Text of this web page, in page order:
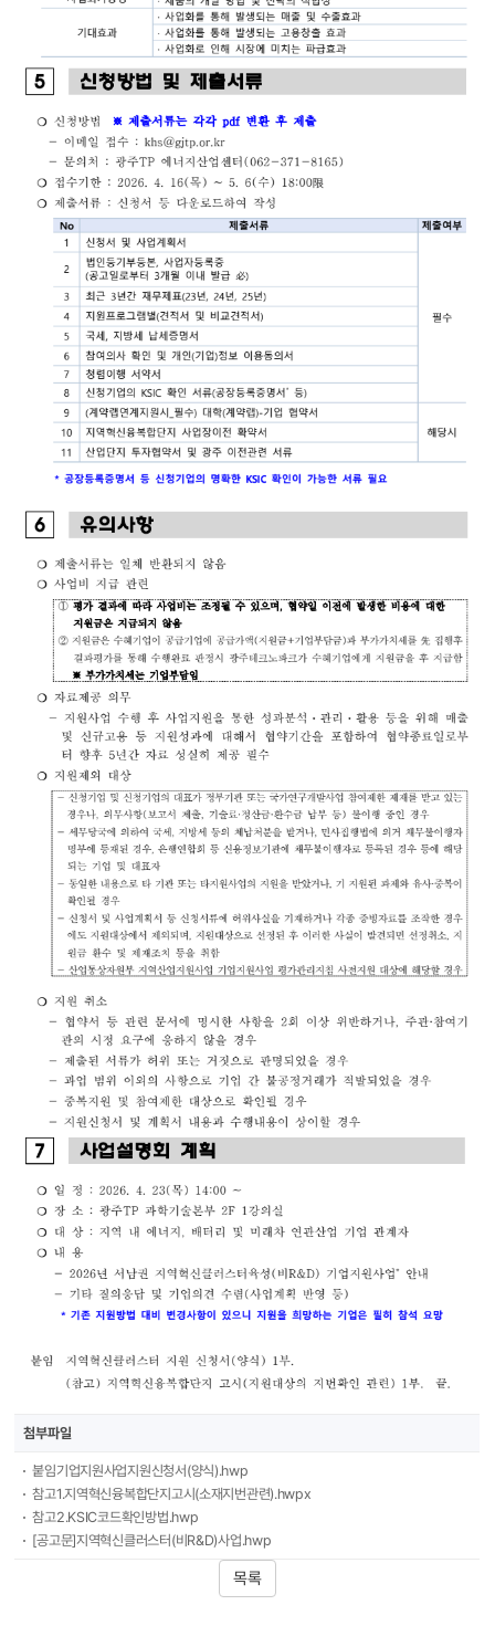
첨부파일
붙임기업지원사업지원신청서(양식).hwp
참고1.지역혁신융복합단지고시(소재지번관련).hwpx
참고2.KSIC코드확인방법.hwp
[공고문]지역혁신클러스터(비R&D)사업.hwp
목록